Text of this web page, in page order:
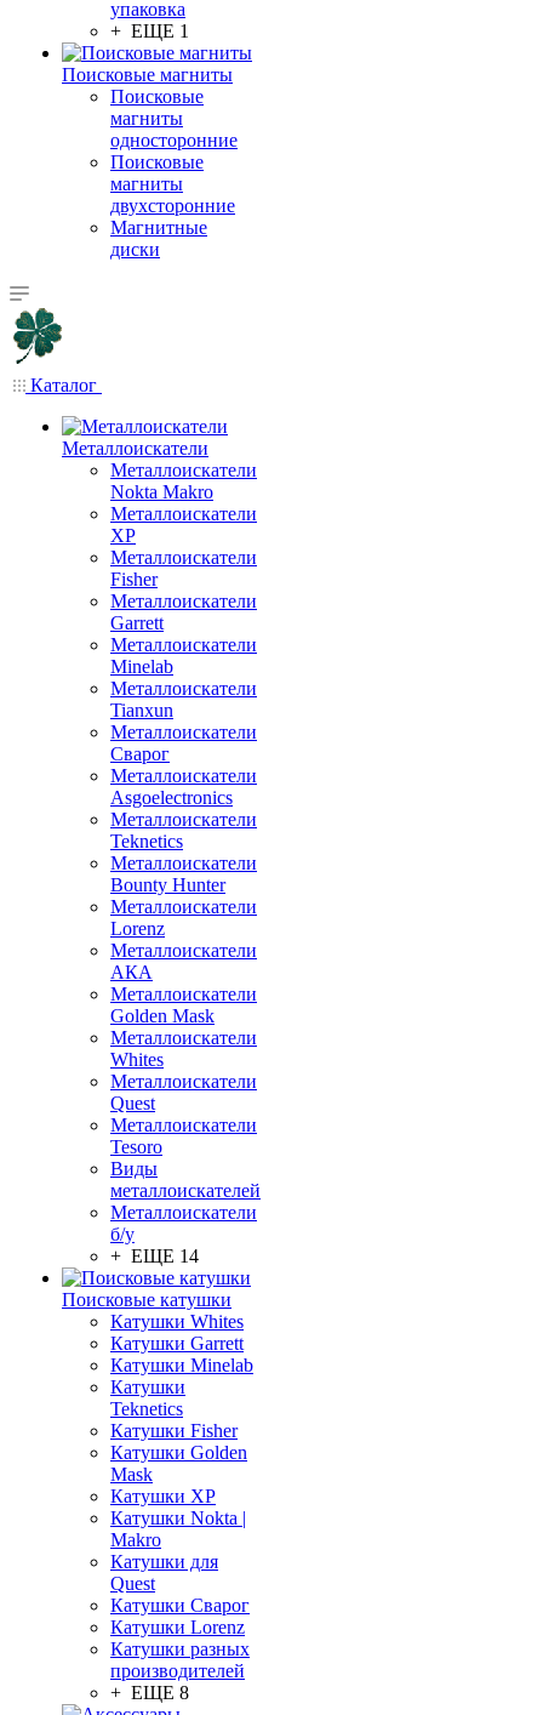
упаковка
+ ЕЩЕ 1
Поисковые магниты
Поисковые
магниты
односторонние
Поисковые
магниты
двухсторонние
Магнитные
диски
Каталог
Металлоискатели
Металлоискатели
Nokta Makro
Металлоискатели
XP
Металлоискатели
Fisher
Металлоискатели
Garrett
Металлоискатели
Minelab
Металлоискатели
Tianxun
Металлоискатели
Сварог
Металлоискатели
Asgoelectronics
Металлоискатели
Teknetics
Металлоискатели
Bounty Hunter
Металлоискатели
Lorenz
Металлоискатели
АКА
Металлоискатели
Golden Mask
Металлоискатели
Whites
Металлоискатели
Quest
Металлоискатели
Tesoro
Виды
металлоискателей
Металлоискатели
б/у
+ ЕЩЕ 14
Поисковые катушки
Катушки Whites
Катушки Garrett
Катушки Minelab
Катушки
Teknetics
Катушки Fisher
Катушки Golden
Mask
Катушки XP
Катушки Nokta |
Makro
Катушки для
Quest
Катушки Сварог
Катушки Lorenz
Катушки разных
производителей
+ ЕЩЕ 8